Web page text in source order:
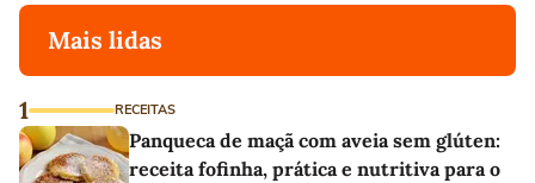
Mais lidas
1 RECEITAS
Panqueca de maçã com aveia sem glúten:
receita fofinha, prática e nutritiva para o